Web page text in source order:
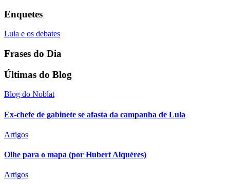
Enquetes
Lula e os debates
Frases do Dia
Últimas do Blog
Blog do Noblat
Ex-chefe de gabinete se afasta da campanha de Lula
Artigos
Olhe para o mapa (por Hubert Alquéres)
Artigos